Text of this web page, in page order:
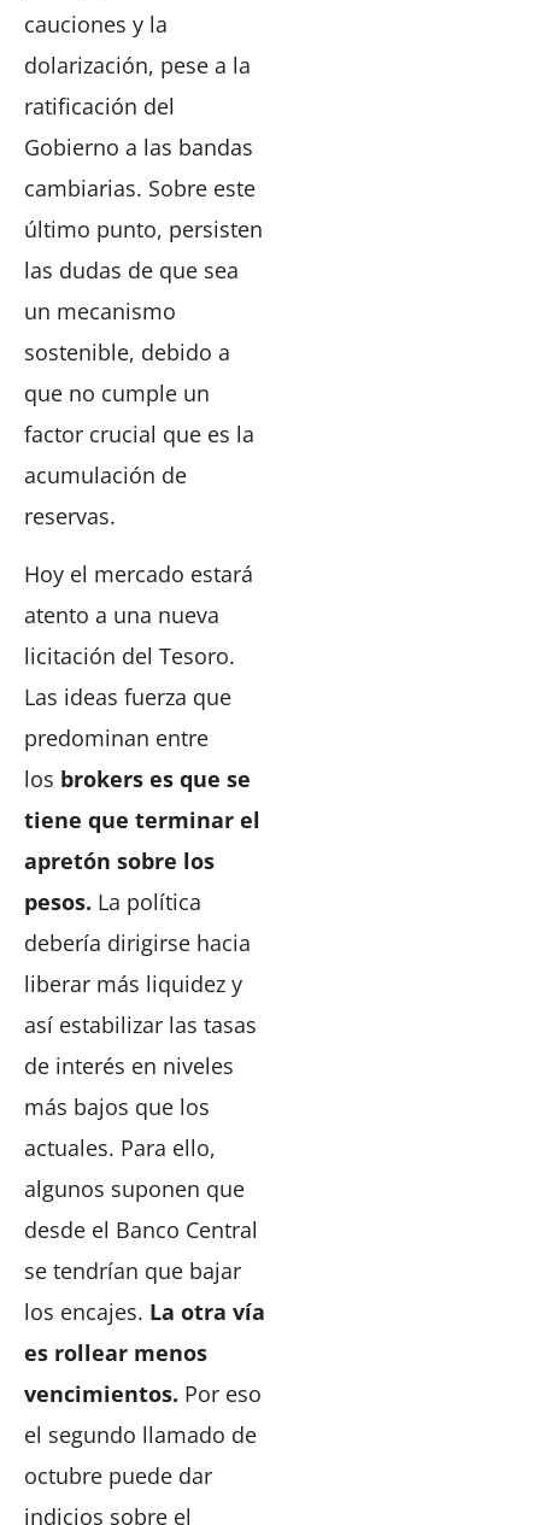
cauciones y la
dolarización, pese a la
ratificación del
Gobierno a las bandas
cambiarias. Sobre este
último punto, persisten
las dudas de que sea
un mecanismo
sostenible, debido a
que no cumple un
factor crucial que es la
acumulación de
reservas.
Hoy el mercado estará
atento a una nueva
licitación del Tesoro.
Las ideas fuerza que
predominan entre
los brokers es que se
tiene que terminar el
apretón sobre los
pesos. La política
debería dirigirse hacia
liberar más liquidez y
así estabilizar las tasas
de interés en niveles
más bajos que los
actuales. Para ello,
algunos suponen que
desde el Banco Central
se tendrían que bajar
los encajes. La otra vía
es rollear menos
vencimientos. Por eso
el segundo llamado de
octubre puede dar
indicios sobre el